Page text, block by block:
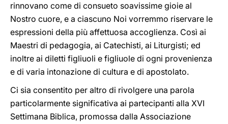
rinnovano come di consueto soavissime gioie al
Nostro cuore, e a ciascuno Noi vorremmo riservare le
espressioni della più affettuosa accoglienza. Così ai
Maestri di pedagogia, ai Catechisti, ai Liturgisti; ed
inoltre ai diletti figliuoli e figliuole di ogni provenienza
e di varia intonazione di cultura e di apostolato.
Ci sia consentito per altro di rivolgere una parola
particolarmente significativa ai partecipanti alla XVI
Settimana Biblica, promossa dalla Associazione